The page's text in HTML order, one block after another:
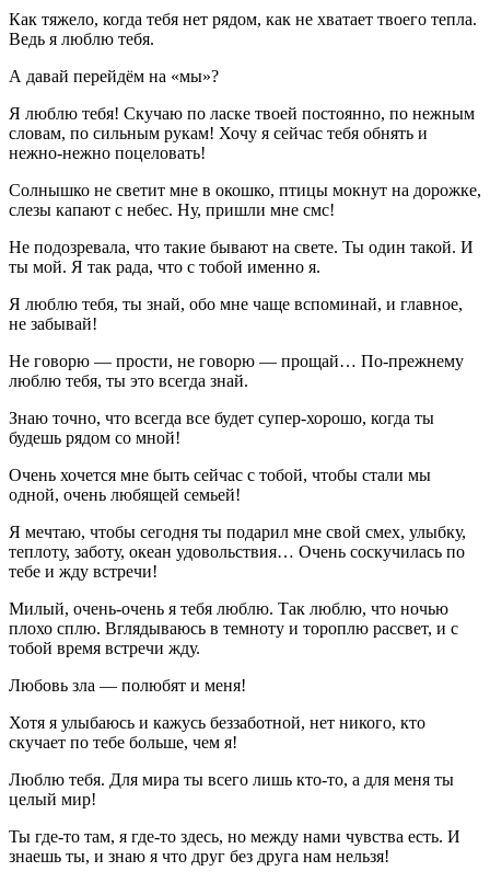
Как тяжело, когда тебя нет рядом, как не хватает твоего тепла.
Ведь я люблю тебя.
А давай перейдём на «мы»?
Я люблю тебя! Скучаю по ласке твоей постоянно, по нежным
словам, по сильным рукам! Хочу я сейчас тебя обнять и
нежно-нежно поцеловать!
Солнышко не светит мне в окошко, птицы мокнут на дорожке,
слезы капают с небес. Ну, пришли мне смс!
Не подозревала, что такие бывают на свете. Ты один такой. И
ты мой. Я так рада, что с тобой именно я.
Я люблю тебя, ты знай, обо мне чаще вспоминай, и главное,
не забывай!
Не говорю — прости, не говорю — прощай… По-прежнему
люблю тебя, ты это всегда знай.
Знаю точно, что всегда все будет супер-хорошо, когда ты
будешь рядом со мной!
Очень хочется мне быть сейчас с тобой, чтобы стали мы
одной, очень любящей семьей!
Я мечтаю, чтобы сегодня ты подарил мне свой смех, улыбку,
теплоту, заботу, океан удовольствия… Очень соскучилась по
тебе и жду встречи!
Милый, очень-очень я тебя люблю. Так люблю, что ночью
плохо сплю. Вглядываюсь в темноту и тороплю рассвет, и с
тобой время встречи жду.
Любовь зла — полюбят и меня!
Хотя я улыбаюсь и кажусь беззаботной, нет никого, кто
скучает по тебе больше, чем я!
Люблю тебя. Для мира ты всего лишь кто-то, а для меня ты
целый мир!
Ты где-то там, я где-то здесь, но между нами чувства есть. И
знаешь ты, и знаю я что друг без друга нам нельзя!